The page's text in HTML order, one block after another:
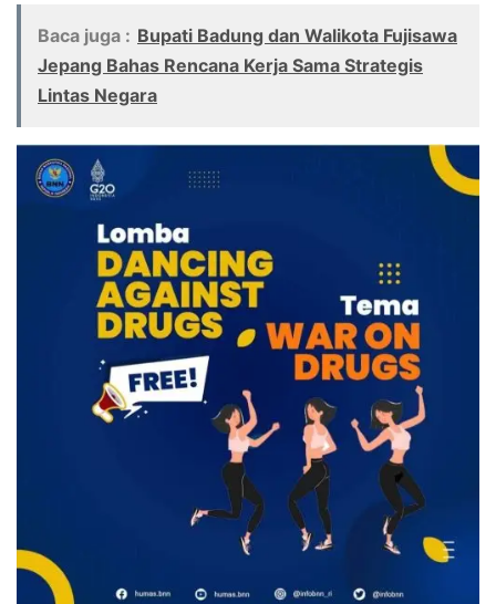
Baca juga : Bupati Badung dan Walikota Fujisawa
Jepang Bahas Rencana Kerja Sama Strategis
Lintas Negara